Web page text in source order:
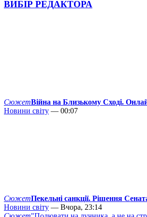
ВИБІР РЕДАКТОРА
СюжетВійна на Близькому Сході.
Новини світу — 00:07
СюжетПекельні санкції. Рішення
Новини світу — Вчора, 23:14